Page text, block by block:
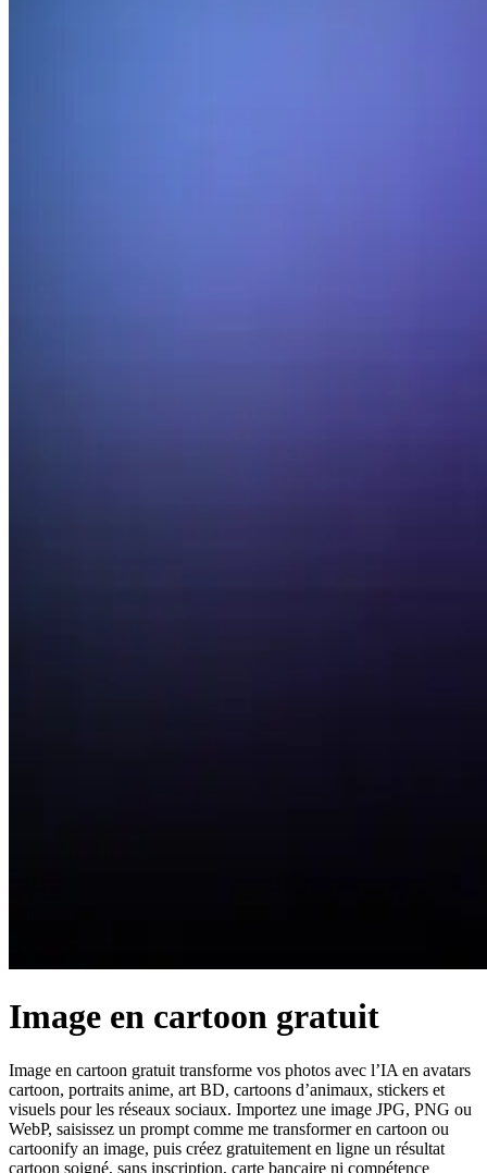
Image en cartoon gratuit
Image en cartoon gratuit transforme vos photos avec l’IA en avatars
cartoon, portraits anime, art BD, cartoons d’animaux, stickers et
visuels pour les réseaux sociaux. Importez une image JPG, PNG ou
WebP, saisissez un prompt comme me transformer en cartoon ou
cartoonify an image, puis créez gratuitement en ligne un résultat
cartoon soigné, sans inscription, carte bancaire ni compétence